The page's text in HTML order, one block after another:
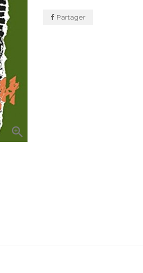

Partager